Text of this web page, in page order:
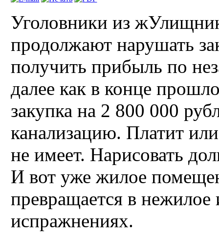
Уголовники из
продолжают нарушать
получить прибыль по
далее как в конце
закупка на 2 800 000
канализацию. Платит
не имеет. Нарисовать
И вот уже жилое
превращается в
испражнениях.